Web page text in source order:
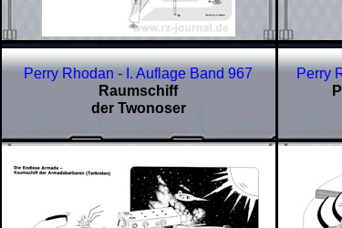
Perry Rhodan - I. Auflage Band 967
Raumschiff
der Twonoser
Perry